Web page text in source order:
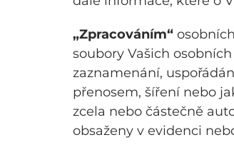
„Zpracováním“
soubory Vašich
zaznamenání,
přenosem, šíření nebo
zcela nebo částečně
obsaženy v evidenci